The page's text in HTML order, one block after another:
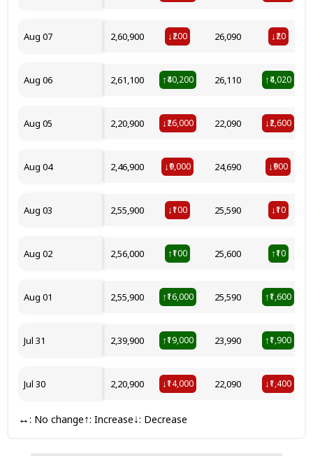
Aug 07 ₹2,60,900 ↓₹200 ₹26,090 ↓₹20
Aug 06 ₹2,61,100 ↑₹40,200 ₹26,110 ↑₹4,020
Aug 05 ₹2,20,900 ↓₹26,000 ₹22,090 ↓₹2,600
Aug 04 ₹2,46,900 ↓₹9,000 ₹24,690 ↓₹900
Aug 03 ₹2,55,900 ↓₹100 ₹25,590 ↓₹10
Aug 02 ₹2,56,000 ↑₹100 ₹25,600 ↑₹10
Aug 01 ₹2,55,900 ↑₹16,000 ₹25,590 ↑₹1,600
Jul 31 ₹2,39,900 ↑₹19,000 ₹23,990 ↑₹1,900
Jul 30 ₹2,20,900 ↓₹14,000 ₹22,090 ↓₹1,400
↔: No change↑: Increase↓: Decrease